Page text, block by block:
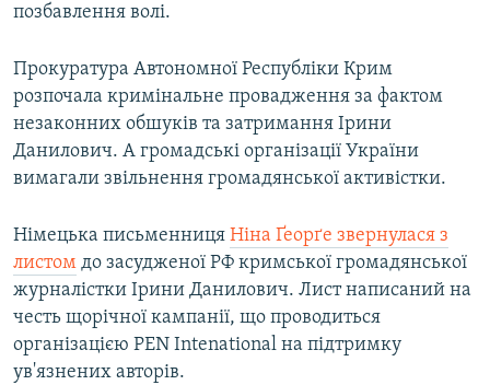
позбавлення волі.
Прокуратура Автономної Республіки Крим
розпочала кримінальне провадження за фактом
незаконних обшуків та затримання Ірини
Данилович. А громадські організації України
вимагали звільнення громадянської активістки.
Німецька письменниця Ніна Ґеорґе звернулася з
листом до засудженої РФ кримської громадянської
журналістки Ірини Данилович. Лист написаний на
честь щорічної кампанії, що проводиться
організацією PEN Intenational на підтримку
ув'язнених авторів.